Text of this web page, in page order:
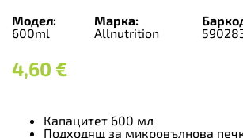
Модел:
600ml
Марка:
Allnutrition
4,60 €
Капацитет 600 мл
Подходящ за микровълнова